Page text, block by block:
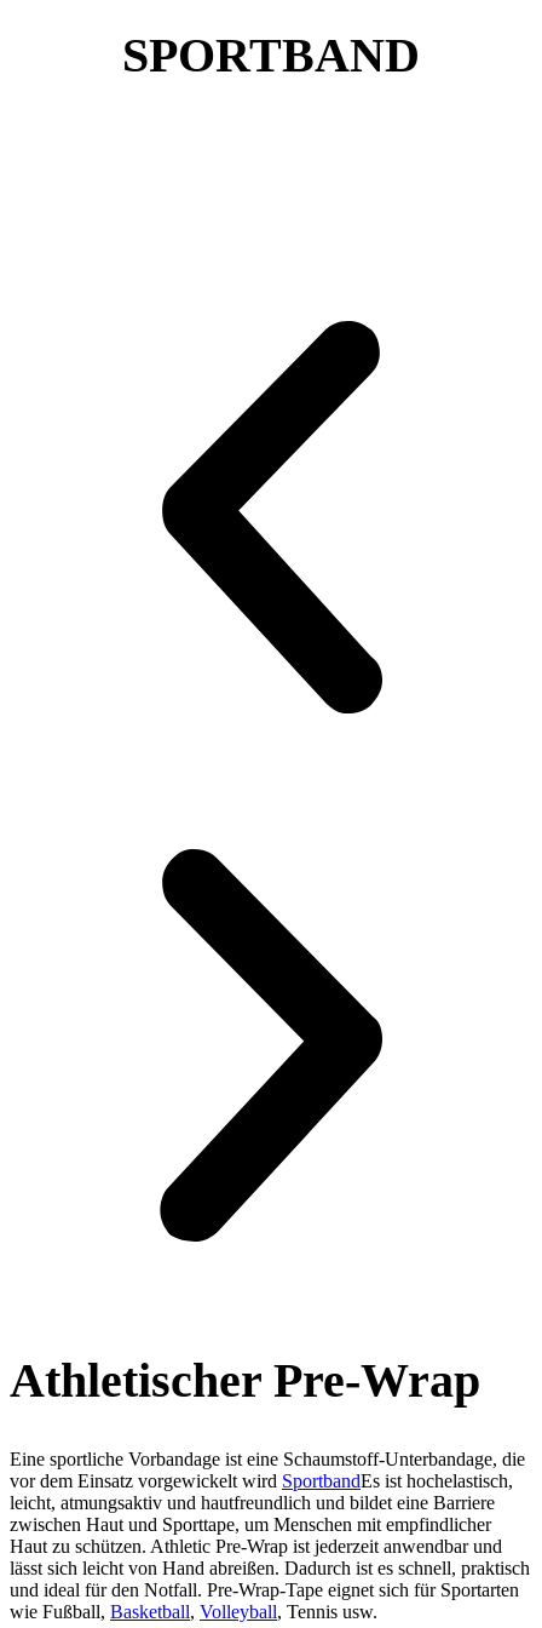
SPORTBAND
Athletischer Pre-Wrap
Eine sportliche Vorbandage ist eine Schaumstoff-Unterbandage, die
vor dem Einsatz vorgewickelt wird SportbandEs ist hochelastisch,
leicht, atmungsaktiv und hautfreundlich und bildet eine Barriere
zwischen Haut und Sporttape, um Menschen mit empfindlicher
Haut zu schützen. Athletic Pre-Wrap ist jederzeit anwendbar und
lässt sich leicht von Hand abreißen. Dadurch ist es schnell, praktisch
und ideal für den Notfall. Pre-Wrap-Tape eignet sich für Sportarten
wie Fußball, Basketball, Volleyball, Tennis usw.